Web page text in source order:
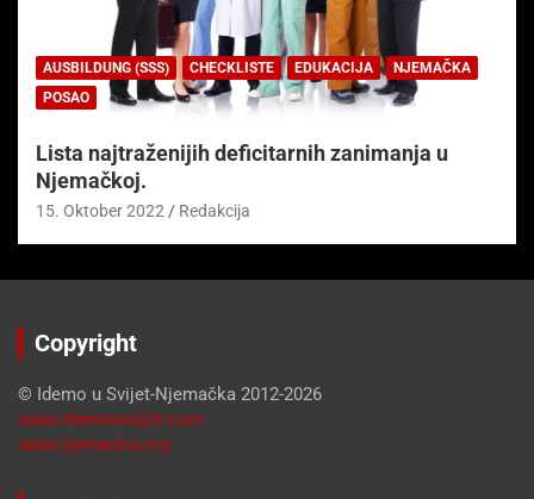
AUSBILDUNG (SSS) CHECKLISTE EDUKACIJA
NJEMAČKA
POSAO
Lista najtraženijih deficitarnih zanimanja u
Njemačkoj.
15. Oktober 2022 Redakcija
Copyright
© Idemo u Svijet-Njemačka 2012-2026
www.idemousvijet.com
www.njemacka.org